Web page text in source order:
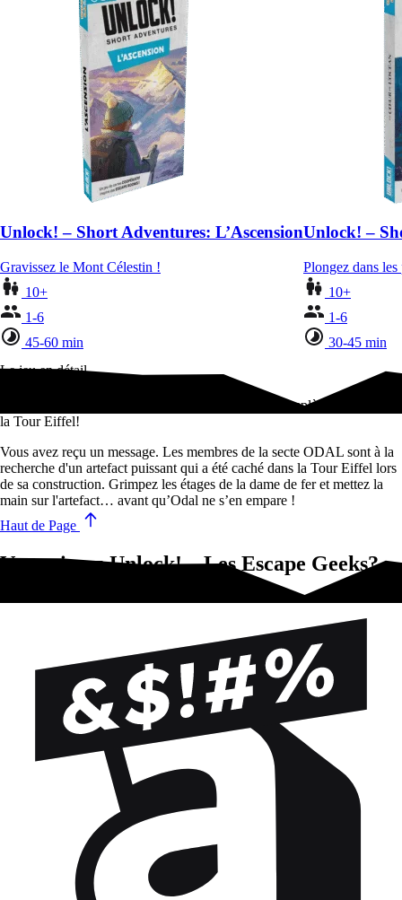
Unlock! – Short Adventures: L’Ascension
Gravissez le Mont Célestin !
10+
1-6
45-60 min
Unlock! –
Plongez dans
10+
1-6
30-45 min
Le jeu en détail
Les Escape Geeks reviennent dans une aventure complète au coeur de
la Tour Eiffel!
Vous avez reçu un message. Les membres de la secte ODAL sont à la
recherche d'un artefact puissant qui a été caché dans la Tour Eiffel lors
de sa construction. Grimpez les étages de la dame de fer et mettez la
main sur l'artefact… avant qu’Odal ne s’en empare !
Haut de Page
Vous aimez Unlock! – Les Escape Geeks?